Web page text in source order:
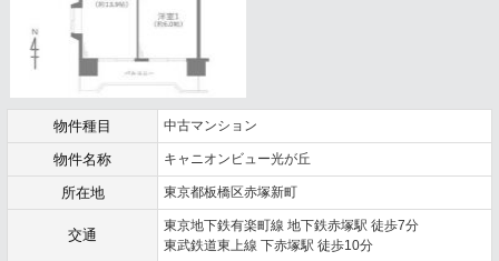
物件種目 中古マンション
物件名称 キャニオンビュー光が丘
所在地 東京都板橋区赤塚新町
交通
東京地下鉄有楽町線 地下鉄赤塚駅 徒歩7分
東武鉄道東上線 下赤塚駅 徒歩10分